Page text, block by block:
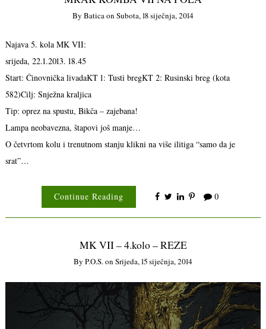
By Baticaon Subota, 18 siječnja, 2014
Najava 5. kola MK VII:
srijeda, 22.1.2013. 18.45
Start: Činovnička livadaKT 1: Tusti bregKT 2: Rusinski breg (kota
582)Cilj: Snježna kraljica
Tip: oprez na spustu, Bikča – zajebana!
Lampa neobavezna, štapovi još manje…
O četvrtom kolu i trenutnom stanju klikni na više ilitiga “samo da je
srat”…
Continue Reading 0
MK VII – 4.kolo – REZE
By P.o.s.on Srijeda, 15 siječnja, 2014